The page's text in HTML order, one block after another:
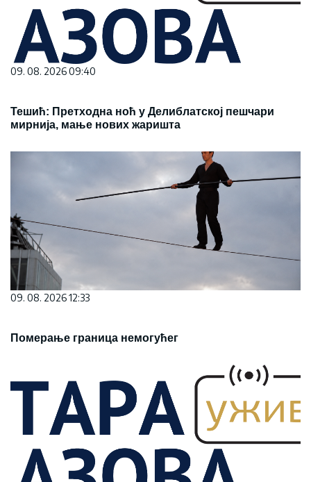
09. 08. 2026 09:40
Тешић: Претходна ноћ у Делиблатској пешчари
мирнија, мање нових жаришта
09. 08. 2026 12:33
Померање граница немогућег